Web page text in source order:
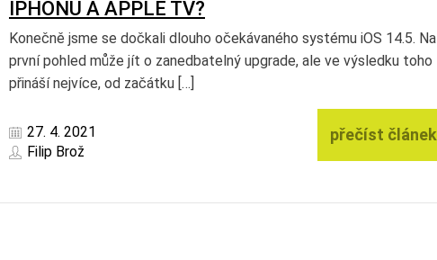
IPHONU A APPLE TV?
Konečně jsme se dočkali dlouho očekávaného systému iOS 14.5. Na
první pohled může jít o zanedbatelný upgrade, ale ve výsledku toho
přináší nejvíce, od začátku […]
27. 4. 2021
Filip Brož
přečíst článek